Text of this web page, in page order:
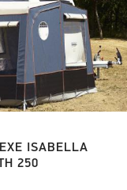
ISABELLA
250